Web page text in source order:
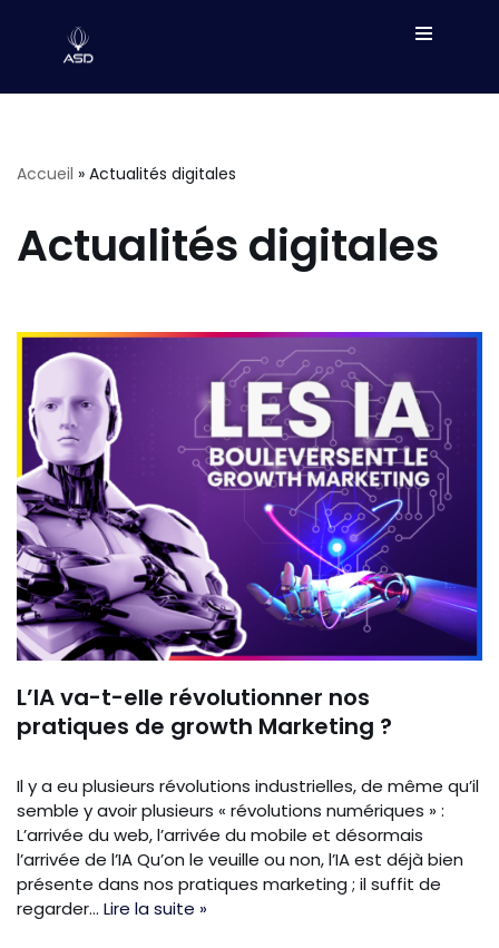
Accueil » Actualités digitales
Actualités digitales
L’IA va-t-elle révolutionner nos
pratiques de growth Marketing ?
Il y a eu plusieurs révolutions industrielles, de même qu’il
semble y avoir plusieurs « révolutions numériques » :
L’arrivée du web, l’arrivée du mobile et désormais
l’arrivée de l’IA Qu’on le veuille ou non, l’IA est déjà bien
présente dans nos pratiques marketing ; il suffit de
regarder… Lire la suite »